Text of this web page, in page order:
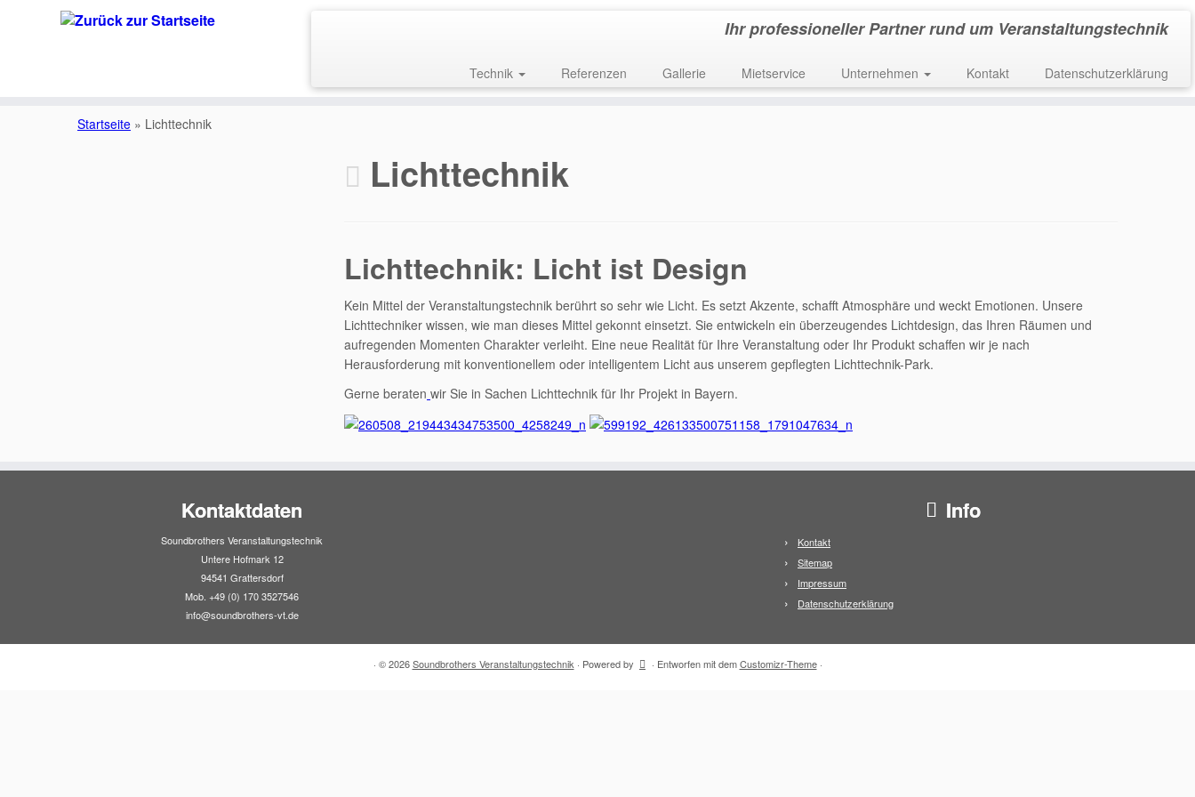
Ihr professioneller Partner rund um Veranstaltungstechnik
Technik Referenzen Gallerie Mietservice Unternehmen Kontakt Datenschutzerklärung
Startseite » Lichttechnik
Lichttechnik
Lichttechnik: Licht ist Design
Kein Mittel der Veranstaltungstechnik berührt so sehr wie Licht. Es setzt Akzente, schafft Atmosphäre und weckt Emotionen. Unsere
Lichttechniker wissen, wie man dieses Mittel gekonnt einsetzt. Sie entwickeln ein überzeugendes Lichtdesign, das Ihren Räumen und
aufregenden Momenten Charakter verleiht. Eine neue Realität für Ihre Veranstaltung oder Ihr Produkt schaffen wir je nach
Herausforderung mit konventionellem oder intelligentem Licht aus unserem gepflegten Lichttechnik-Park.
Gerne beraten wir Sie in Sachen Lichttechnik für Ihr Projekt in Bayern.
Kontaktdaten
Soundbrothers Veranstaltungstechnik
Untere Hofmark 12
94541 Grattersdorf
Mob. +49 (0) 170 3527546
info@soundbrothers-vt.de
Info
Kontakt
Sitemap
Impressum
Datenschutzerklärung
· © 2026 Soundbrothers Veranstaltungstechnik· Powered by · Entworfen mit demCustomizr-Theme·